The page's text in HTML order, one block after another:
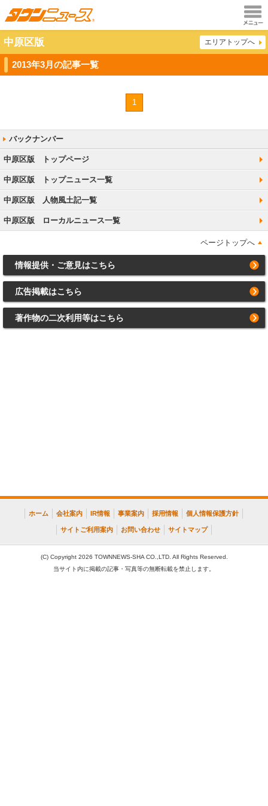
メニュ
ー
中原区版 エリアトップへ
2013年3月の記事一覧
1
中原区版 トップページ
中原区版 トップニュース一覧
中原区版 人物風土記一覧
中原区版 ローカルニュース一覧
ページトップへ
情報提供・ご意見はこちら
広告掲載はこちら
著作物の二次利用等はこちら
ホーム 会社案内 IR情報 事業案内 採用情報 個人情報保護方針
サイトご利用案内 お問い合わせ サイトマップ
(C) Copyright 2026 TOWNNEWS-SHA CO.,LTD. All Rights Reserved.
当サイト内に掲載の記事・写真等の無断転載を禁止します。